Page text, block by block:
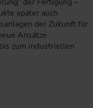
später auch
der Zukunft für
Ansätze
zum industriellen